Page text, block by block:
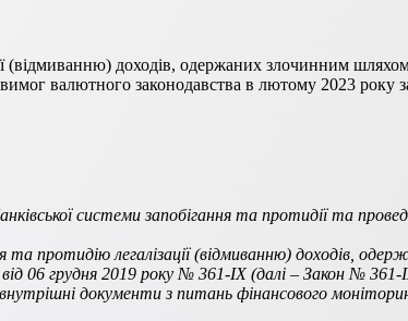
(відмиванню) доходів, одержаних злочинним
валютного законодавства в лютому 2023 року
системи запобігання та протидії та
протидію легалізації (відмиванню) доходів,
06 грудня 2019 року № 361-IХ (далі – Закон №
документи з питань фінансового